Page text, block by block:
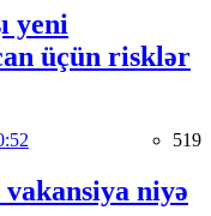
yeni
üçün risklər
519
niyə